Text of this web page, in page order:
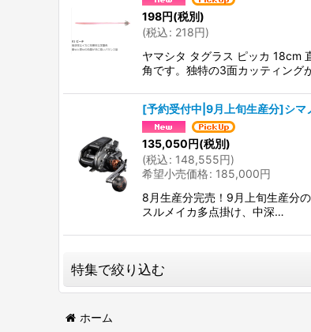
198円(税別)
(税込: 218円)
ヤマシタ タグラス ピッカ 18cm
角です。独特の3面カッティング
[予約受付中|9月上旬生産分]シ
135,050円(税別)
(税込: 148,555円)
希望小売価格: 185,000円
8月生産分完売！9月上旬生産分
スルメイカ多点掛け、中深…
特集で絞り込む
2026年新製品情報局
ホーム